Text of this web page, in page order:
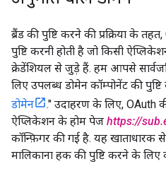
ब्रैंड की पुष्टि करने की प्रक्रिया के
पुष्टि करनी होती है जो किसी
क्रेडेंशियल से जुड़े हैं. हम आपसे
लिए उपलब्ध डोमेन कॉम्पोनेंट की
डोमेन
." उदाहरण के लिए, OAuth
ऐप्लिकेशन के होम पेज https://
कॉन्फ़िगर की गई है. यह खाताधारक से
मालिकाना हक की पुष्टि करने के लिए